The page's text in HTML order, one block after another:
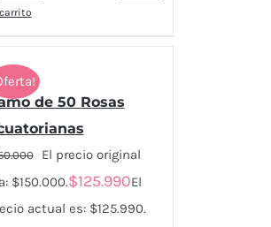
carrito
de 50 Rosas
El precio original
$150.000.$125.990El
actual es: $125.990.